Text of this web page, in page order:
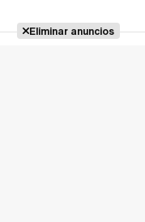
Eliminar anuncios